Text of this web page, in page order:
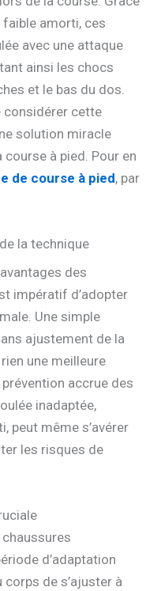
faible amorti, ces
avec une attaque
ainsi les chocs
et le bas du dos.
considérer cette
solution miracle
à pied. Pour en
de course à pied, par
la technique
des
impératif d’adopter
Une simple
ajustement de la
une meilleure
accrue des
inadaptée,
peut même s’avérer
les risques de
d’adaptation
de s’ajuster à